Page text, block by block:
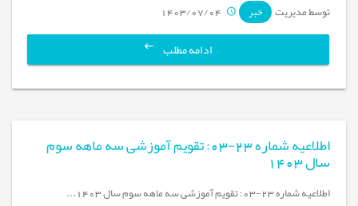
توسط مدیریت خبر 1403/07/04
ادامه مطلب
اطلاعیه شماره 23-03: تقویم آموزشی سه ماهه سوم
سال 1403
اطلاعیه شماره 23-03: تقویم آموزشی سه ماهه سوم سال 1403...